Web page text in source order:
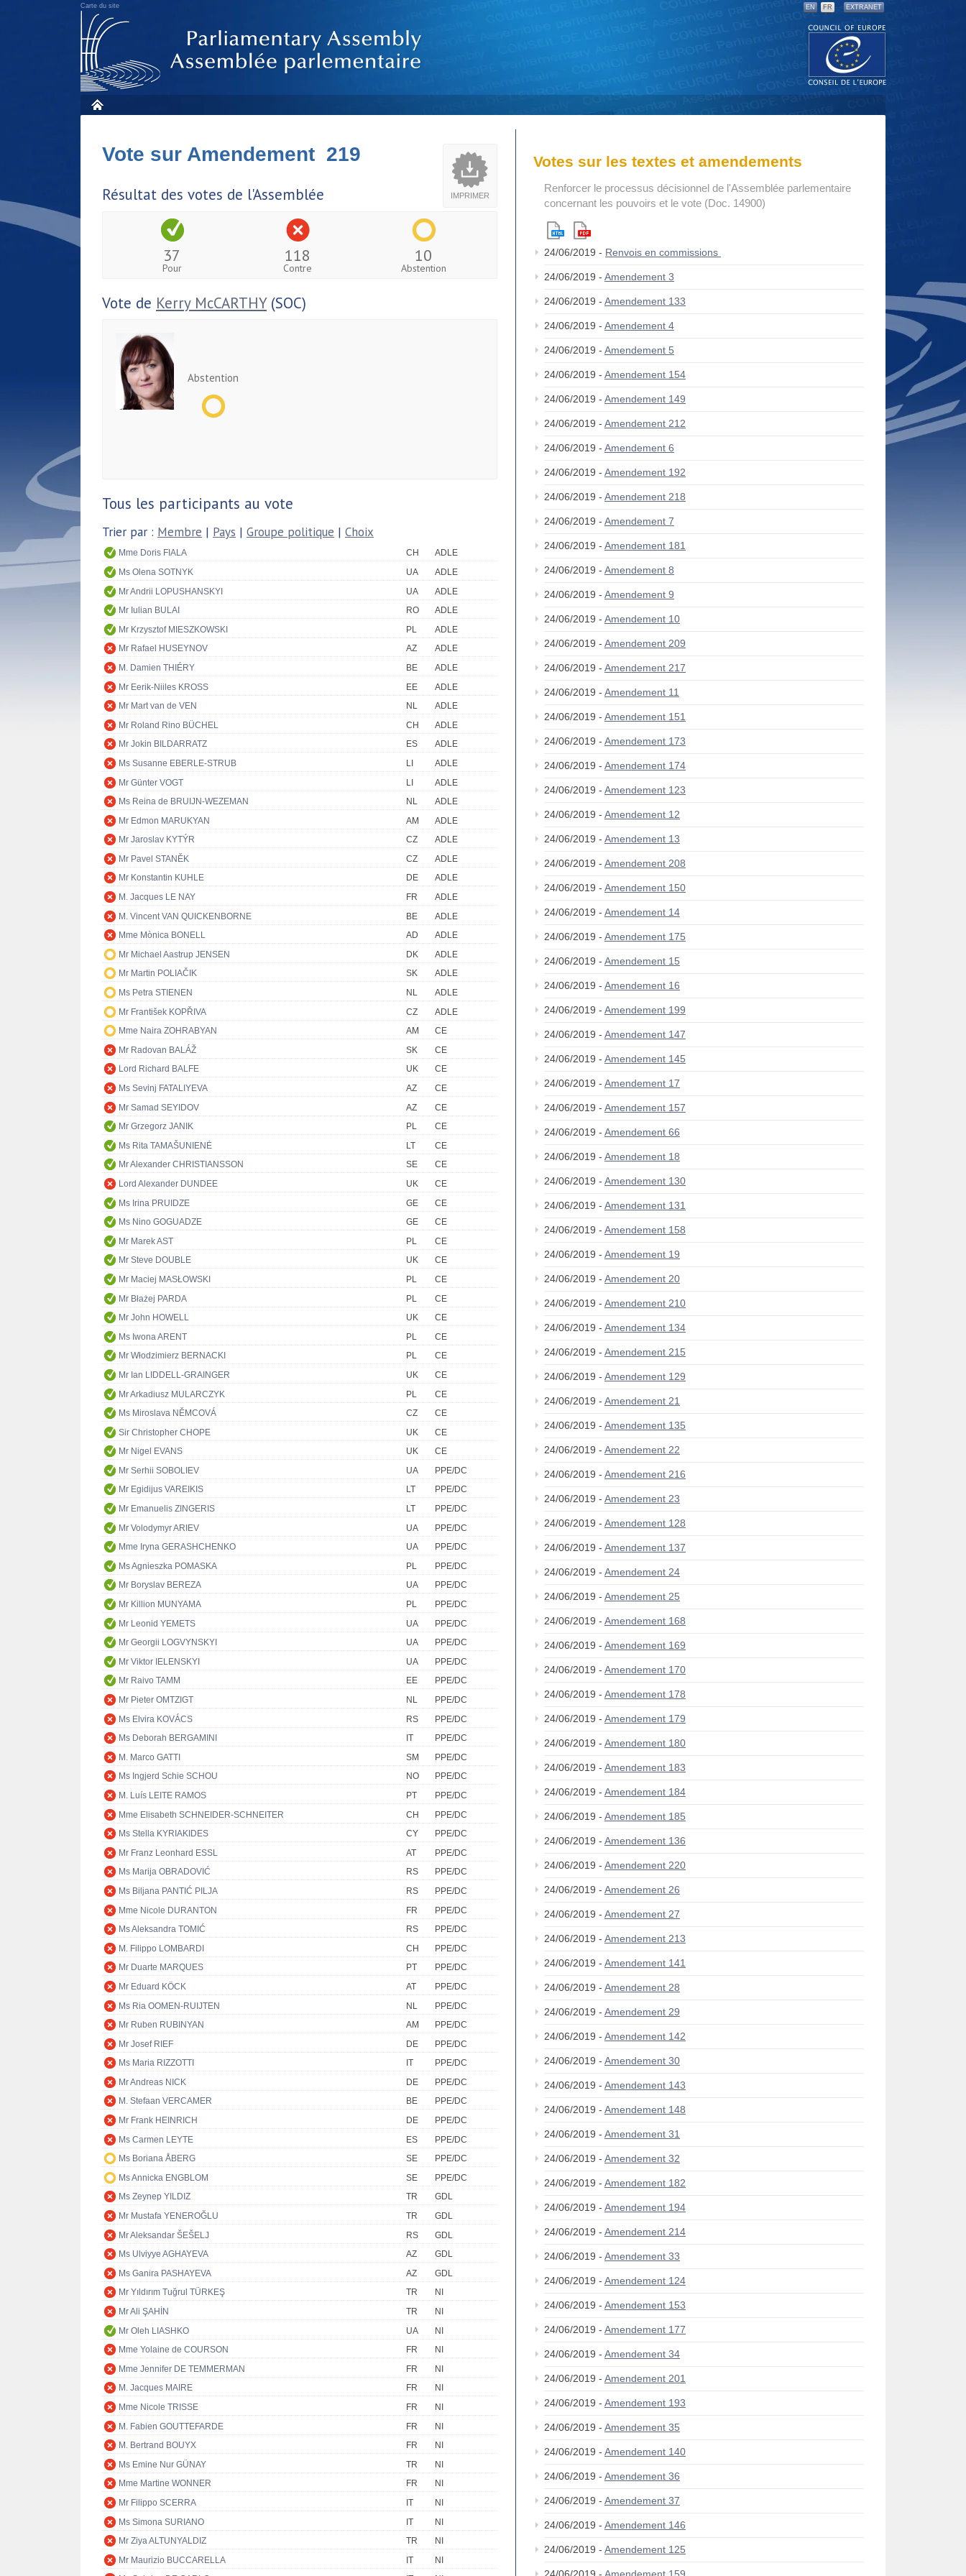
Carte du site EN FR EXTRANET
IMPRIMER
Vote sur Amendement 219
Résultat des votes de l'Assemblée
37
Pour
118
Contre
10
Abstention
Vote de Kerry McCARTHY(SOC)
Abstention
Tous les participants au vote
Trier par : Membre | Pays | Groupe politique | Choix
Mme Doris FIALA CH
ADLE
Ms Olena SOTNYK
UA
ADLE
Mr Andrii LOPUSHANSKYI
UA
ADLE
Mr Iulian BULAI
RO
ADLE
Mr Krzysztof MIESZKOWSKI
PL
ADLE
Mr Rafael HUSEYNOV
AZ
ADLE
M. Damien THIÉRY
BE
ADLE
Mr Eerik-Niiles KROSS
EE
ADLE
Mr Mart van de VEN
NL
ADLE
Mr Roland Rino BÜCHEL
CH
ADLE
Mr Jokin BILDARRATZ
ES
ADLE
Ms Susanne EBERLE-STRUB
LI
ADLE
Mr Günter VOGT
LI
ADLE
Ms Reina de BRUIJN-WEZEMAN
NL
ADLE
Mr Edmon MARUKYAN
AM
ADLE
Mr Jaroslav KYTÝR
CZ
ADLE
Mr Pavel STANĚK
CZ
ADLE
Mr Konstantin KUHLE
DE
ADLE
M. Jacques LE NAY
FR
ADLE
M. Vincent VAN QUICKENBORNE
BE
ADLE
Mme Mònica BONELL
AD
ADLE
Mr Michael Aastrup JENSEN
DK
ADLE
Mr Martin POLIAČIK
SK
ADLE
Ms Petra STIENEN
NL
ADLE
Mr František KOPŘIVA
CZ
ADLE
Mme Naira ZOHRABYAN
AM
CE
Mr Radovan BALÁŽ
SK
CE
Lord Richard BALFE
UK
CE
Ms Sevinj FATALIYEVA
AZ
CE
Mr Samad SEYIDOV
AZ
CE
Mr Grzegorz JANIK
PL
CE
Ms Rita TAMAŠUNIENĖ
LT
CE
Mr Alexander CHRISTIANSSON
SE
CE
Lord Alexander DUNDEE
UK
CE
Ms Irina PRUIDZE
GE
CE
Ms Nino GOGUADZE
GE
CE
Mr Marek AST
PL
CE
Mr Steve DOUBLE
UK
CE
Mr Maciej MASŁOWSKI
PL
CE
Mr Błażej PARDA
PL
CE
Mr John HOWELL
UK
CE
Ms Iwona ARENT
PL
CE
Mr Włodzimierz BERNACKI
PL
CE
Mr Ian LIDDELL-GRAINGER
UK
CE
Mr Arkadiusz MULARCZYK
PL
CE
Ms Miroslava NĚMCOVÁ
CZ
CE
Sir Christopher CHOPE
UK
CE
Mr Nigel EVANS
UK
CE
Mr Serhii SOBOLIEV
UA
PPE/DC
Mr Egidijus VAREIKIS
LT
PPE/DC
Mr Emanuelis ZINGERIS
LT
PPE/DC
Mr Volodymyr ARIEV
UA
PPE/DC
Mme Iryna GERASHCHENKO
UA
PPE/DC
Ms Agnieszka POMASKA
PL
PPE/DC
Mr Boryslav BEREZA
UA
PPE/DC
Mr Killion MUNYAMA
PL
PPE/DC
Mr Leonid YEMETS
UA
PPE/DC
Mr Georgii LOGVYNSKYI
UA
PPE/DC
Mr Viktor IELENSKYI
UA
PPE/DC
Mr Raivo TAMM
EE
PPE/DC
Mr Pieter OMTZIGT
NL
PPE/DC
Ms Elvira KOVÁCS
RS
PPE/DC
Ms Deborah BERGAMINI
IT
PPE/DC
M. Marco GATTI
SM
PPE/DC
Ms Ingjerd Schie SCHOU
NO
PPE/DC
M. Luís LEITE RAMOS
PT
PPE/DC
Mme Elisabeth SCHNEIDER-SCHNEITER
CH
PPE/DC
Ms Stella KYRIAKIDES
CY
PPE/DC
Mr Franz Leonhard ESSL
AT
PPE/DC
Ms Marija OBRADOVIĆ
RS
PPE/DC
Ms Biljana PANTIĆ PILJA
RS
PPE/DC
Mme Nicole DURANTON
FR
PPE/DC
Ms Aleksandra TOMIĆ
RS
PPE/DC
M. Filippo LOMBARDI
CH
PPE/DC
Mr Duarte MARQUES
PT
PPE/DC
Mr Eduard KÖCK
AT
PPE/DC
Ms Ria OOMEN-RUIJTEN
NL
PPE/DC
Mr Ruben RUBINYAN
AM
PPE/DC
Mr Josef RIEF
DE
PPE/DC
Ms Maria RIZZOTTI
IT
PPE/DC
Mr Andreas NICK
DE
PPE/DC
M. Stefaan VERCAMER
BE
PPE/DC
Mr Frank HEINRICH
DE
PPE/DC
Ms Carmen LEYTE
ES
PPE/DC
Ms Boriana ÅBERG
SE
PPE/DC
Ms Annicka ENGBLOM
SE
PPE/DC
Ms Zeynep YILDIZ
TR
GDL
Mr Mustafa YENEROĞLU
TR
GDL
Mr Aleksandar ŠEŠELJ
RS
GDL
Ms Ulviyye AGHAYEVA
AZ
GDL
Ms Ganira PASHAYEVA
AZ
GDL
Mr Yıldırım Tuğrul TÜRKEŞ
TR
NI
Mr Ali ŞAHİN
TR
NI
Mr Oleh LIASHKO
UA
NI
Mme Yolaine de COURSON
FR
NI
Mme Jennifer DE TEMMERMAN
FR
NI
M. Jacques MAIRE
FR
NI
Mme Nicole TRISSE
FR
NI
M. Fabien GOUTTEFARDE
FR
NI
M. Bertrand BOUYX
FR
NI
Ms Emine Nur GÜNAY
TR
NI
Mme Martine WONNER
FR
NI
Mr Filippo SCERRA
IT
NI
Ms Simona SURIANO
IT
NI
Mr Ziya ALTUNYALDIZ
TR
NI
Mr Maurizio BUCCARELLA
IT
NI
Votes sur les textes et amendements
Renforcer le processus décisionnel de l'Assemblée parlementaire
concernant les pouvoirs et le vote (Doc. 14900)
24/06/2019 - Renvois en commissions
24/06/2019 - Amendement 3
24/06/2019 - Amendement 133
24/06/2019 - Amendement 4
24/06/2019 - Amendement 5
24/06/2019 - Amendement 154
24/06/2019 - Amendement 149
24/06/2019 - Amendement 212
24/06/2019 - Amendement 6
24/06/2019 - Amendement 192
24/06/2019 - Amendement 218
24/06/2019 - Amendement 7
24/06/2019 - Amendement 181
24/06/2019 - Amendement 8
24/06/2019 - Amendement 9
24/06/2019 - Amendement 10
24/06/2019 - Amendement 209
24/06/2019 - Amendement 217
24/06/2019 - Amendement 11
24/06/2019 - Amendement 151
24/06/2019 - Amendement 173
24/06/2019 - Amendement 174
24/06/2019 - Amendement 123
24/06/2019 - Amendement 12
24/06/2019 - Amendement 13
24/06/2019 - Amendement 208
24/06/2019 - Amendement 150
24/06/2019 - Amendement 14
24/06/2019 - Amendement 175
24/06/2019 - Amendement 15
24/06/2019 - Amendement 16
24/06/2019 - Amendement 199
24/06/2019 - Amendement 147
24/06/2019 - Amendement 145
24/06/2019 - Amendement 17
24/06/2019 - Amendement 157
24/06/2019 - Amendement 66
24/06/2019 - Amendement 18
24/06/2019 - Amendement 130
24/06/2019 - Amendement 131
24/06/2019 - Amendement 158
24/06/2019 - Amendement 19
24/06/2019 - Amendement 20
24/06/2019 - Amendement 210
24/06/2019 - Amendement 134
24/06/2019 - Amendement 215
24/06/2019 - Amendement 129
24/06/2019 - Amendement 21
24/06/2019 - Amendement 135
24/06/2019 - Amendement 22
24/06/2019 - Amendement 216
24/06/2019 - Amendement 23
24/06/2019 - Amendement 128
24/06/2019 - Amendement 137
24/06/2019 - Amendement 24
24/06/2019 - Amendement 25
24/06/2019 - Amendement 168
24/06/2019 - Amendement 169
24/06/2019 - Amendement 170
24/06/2019 - Amendement 178
24/06/2019 - Amendement 179
24/06/2019 - Amendement 180
24/06/2019 - Amendement 183
24/06/2019 - Amendement 184
24/06/2019 - Amendement 185
24/06/2019 - Amendement 136
24/06/2019 - Amendement 220
24/06/2019 - Amendement 26
24/06/2019 - Amendement 27
24/06/2019 - Amendement 213
24/06/2019 - Amendement 141
24/06/2019 - Amendement 28
24/06/2019 - Amendement 29
24/06/2019 - Amendement 142
24/06/2019 - Amendement 30
24/06/2019 - Amendement 143
24/06/2019 - Amendement 148
24/06/2019 - Amendement 31
24/06/2019 - Amendement 32
24/06/2019 - Amendement 182
24/06/2019 - Amendement 194
24/06/2019 - Amendement 214
24/06/2019 - Amendement 33
24/06/2019 - Amendement 124
24/06/2019 - Amendement 153
24/06/2019 - Amendement 177
24/06/2019 - Amendement 34
24/06/2019 - Amendement 201
24/06/2019 - Amendement 193
24/06/2019 - Amendement 35
24/06/2019 - Amendement 140
24/06/2019 - Amendement 36
24/06/2019 - Amendement 37
24/06/2019 - Amendement 146
24/06/2019 - Amendement 125